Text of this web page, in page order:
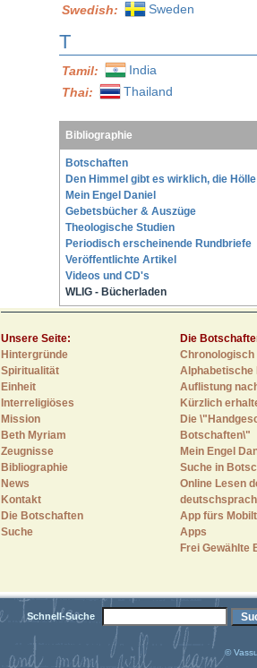
Swedish:
Sweden
T
Tamil:
India
Thai:
Thailand
Bibliographie
Botschaften
Den Himmel gibt es wirklich, die
Mein Engel Daniel
Gebetsbücher & Auszüge
Theologische Studien
Periodisch erscheinende Rundbriefe
Veröffentlichte Artikel
Videos und CD's
WLIG - Bücherladen
Unsere Seite:
Hintergründe
Spiritualität
Einheit
Interreligiöses
Mission
Beth Myriam
Zeugnisse
Bibliographie
News
Kontakt
Die Botschaften
Suche
Die
Alphabetische
Auflistung
Kürzlich
Die
Botschaften\"
Mein Engel
Suche in
Online Lesen
App fürs
Apps
Frei Gewählte
Schnell-Suche
©